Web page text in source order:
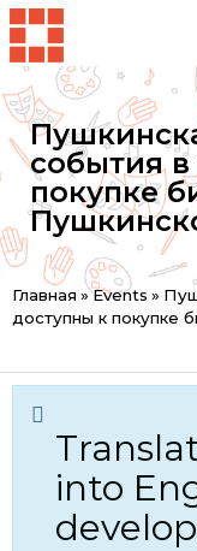
события
покупке
You
are
here
Главная »Events »
доступны к покупке
into